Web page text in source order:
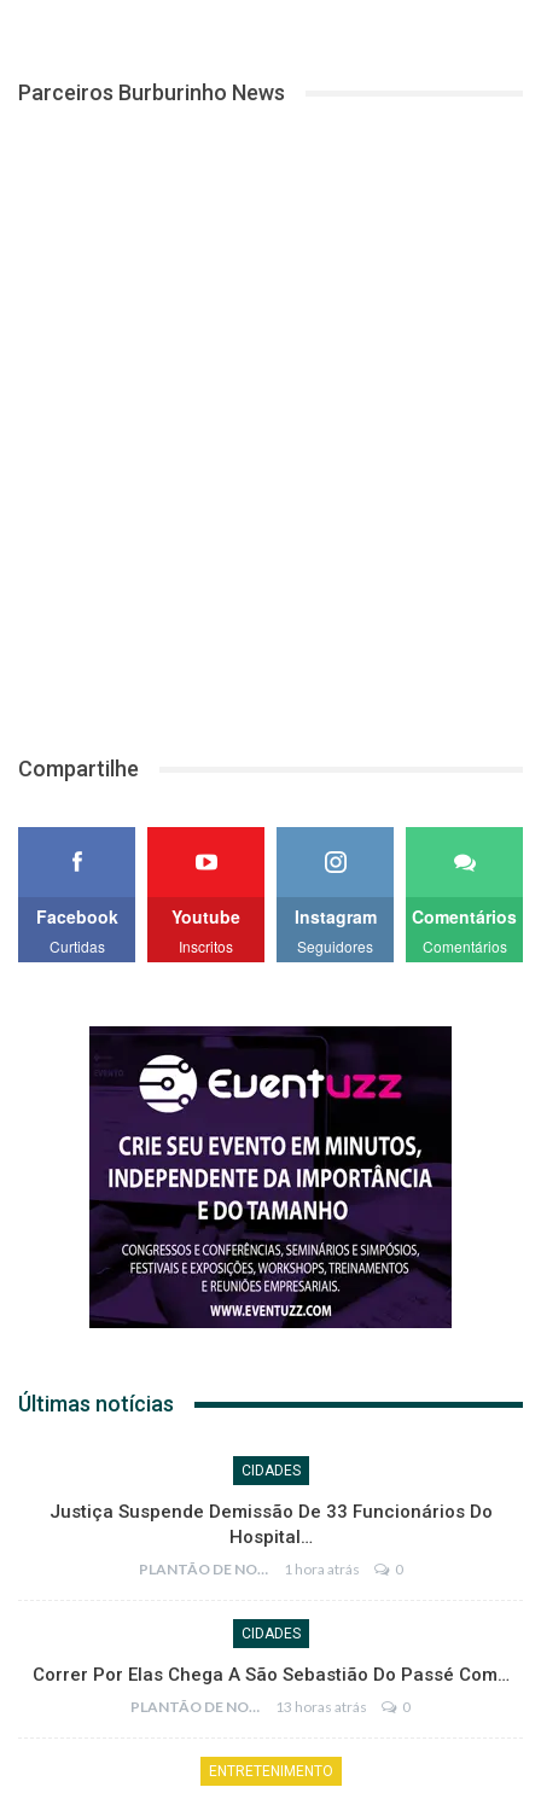
Parceiros Burburinho News
Compartilhe
Facebook
Curtidas
Youtube
Inscritos
Instagram
Seguidores
Comentários
Comentários
Últimas notícias
CIDADES
Justiça Suspende Demissão De 33 Funcionários Do
Hospital…
PLANTÃO DE NOTÍCIAS 1 hora atrás 0
CIDADES
Correr Por Elas Chega A São Sebastião Do Passé Com…
PLANTÃO DE NOTÍCIAS 13 horas atrás 0
ENTRETENIMENTO